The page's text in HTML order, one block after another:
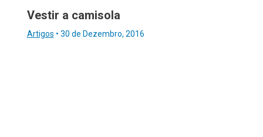
Vestir a camisola
Artigos • 30 de Dezembro, 2016